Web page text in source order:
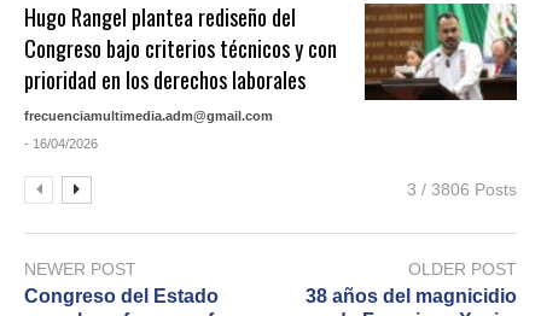
Hugo Rangel plantea rediseño del
Congreso bajo criterios técnicos y con
prioridad en los derechos laborales
frecuenciamultimedia.adm@gmail.com
- 16/04/2026
3 / 3806 Posts
NEWER POST
Congreso del Estado
OLDER POST
38 años del magnicidio